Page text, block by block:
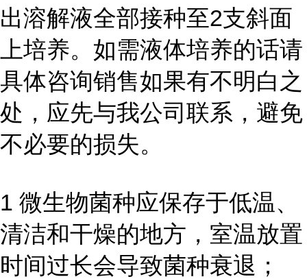
出溶解液全部接种至2支斜面
上培养。如需液体培养的话请
具体咨询销售如果有不明白之
处，应先与我公司联系，避免
不必要的损失。
1 微生物菌种应保存于低温、
清洁和干燥的地方，室温放置
时间过长会导致菌种衰退；